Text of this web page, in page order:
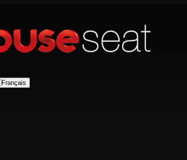
Français